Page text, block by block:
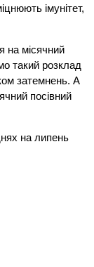
імунітет,
на місячний
такий розклад
затемнень. А
посівний
на липень